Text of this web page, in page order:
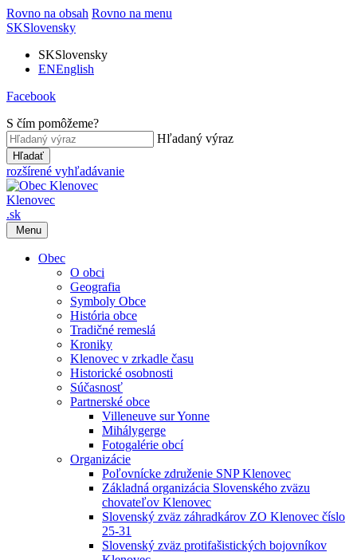
Rovno na obsah Rovno na menu
SKSlovensky
SKSlovensky
ENEnglish
Facebook
S čím pomôžeme?
Hľadaný výraz
Hľadať
rozšírené vyhľadávanie
Klenovec
.sk
Menu
Obec
O obci
Geografia
Symboly Obce
História obce
Tradičné remeslá
Kroniky
Klenovec v zrkadle času
Historické osobnosti
Súčasnosť
Partnerské obce
Villeneuve sur Yonne
Mihálygerge
Fotogalérie obcí
Organizácie
Poľovnícke združenie SNP Klenovec
Základná organizácia Slovenského zväzu
chovateľov Klenovec
Slovenský zväz záhradkárov ZO Klenovec číslo
25-31
Slovenský zväz protifašistických bojovníkov